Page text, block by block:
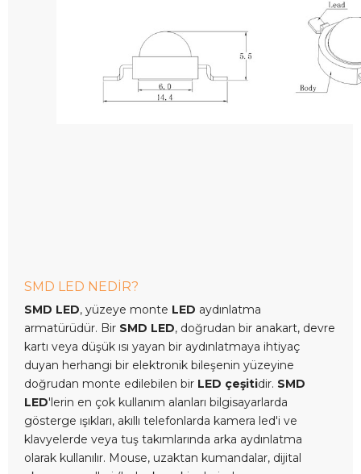
SMD LED NEDİR?
SMD LED, yüzeye monte LED aydınlatma
armatürüdür. Bir SMD LED, doğrudan bir anakart, devre
kartı veya düşük ısı yayan bir aydınlatmaya ihtiyaç
duyan herhangi bir elektronik bileşenin yüzeyine
doğrudan monte edilebilen bir LED çeşitidir. SMD
LED'lerin en çok kullanım alanları bilgisayarlarda
gösterge ışıkları, akıllı telefonlarda kamera led'i ve
klavyelerde veya tuş takımlarında arka aydınlatma
olarak kullanılır. Mouse, uzaktan kumandalar, dijital